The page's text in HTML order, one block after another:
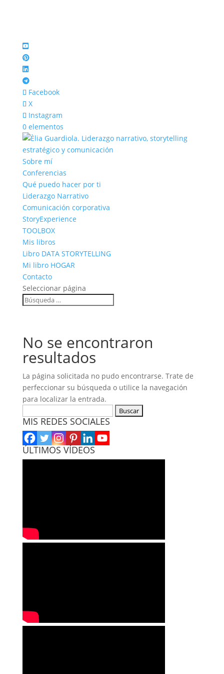
Facebook
X
Instagram
0 elementos
Sobre mí
Conferencias
Qué puedo hacer por ti
Liderazgo Narrativo
Comunicación corporativa
StoryExperience
TOOLBOX
Mis libros
Libro DATA STORYTELLING
Mi libro HOGAR
Contacto
Seleccionar página
No se encontraron
resultados
La página solicitada no pudo encontrarse. Trate de
perfeccionar su búsqueda o utilice la navegación
para localizar la entrada.
MIS REDES SOCIALES
ÚLTIMOS VÍDEOS